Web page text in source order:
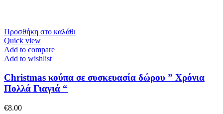
Προσθήκη στο καλάθι
Quick view
Add to compare
Add to wishlist
Christmas κούπα σε συσκευασία δώρου ” Χρόνια
Πολλά Γιαγιά “
€8.00